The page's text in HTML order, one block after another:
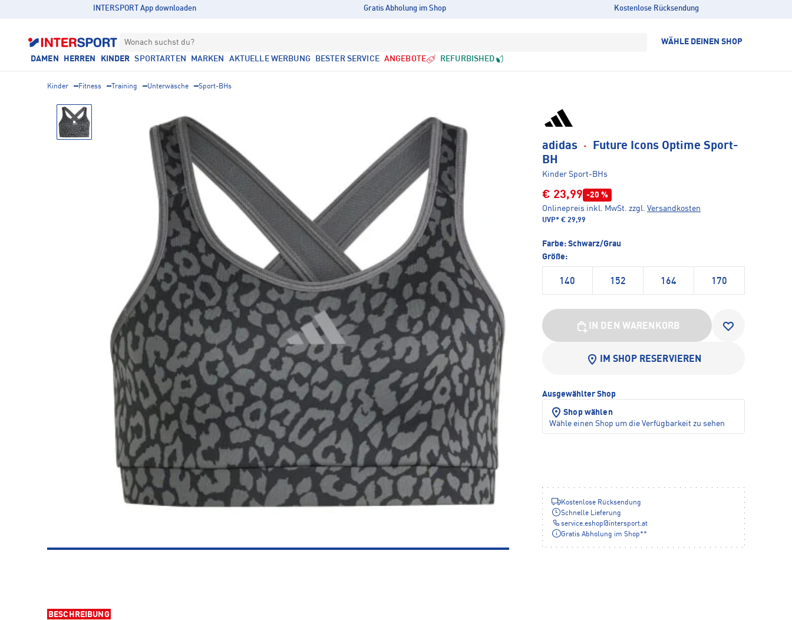
INTERSPORT App downloaden Gratis Abholung im Shop Kostenlose Rücksendung
Wonach suchst du? WÄHLE DEINEN SHOP
DAMEN HERREN KINDER SPORTARTEN MARKEN AKTUELLE WERBUNG BESTER SERVICE ANGEBOTE REFURBISHED
Kinder Fitness Training Unterwäsche Sport-BHs
adidas · Future Icons Optime Sport-
BH
Kinder Sport-BHs
€ 23,99 -20 %
Onlinepreis inkl. MwSt. zzgl. Versandkosten
UVP* € 29,99
Farbe: Schwarz/Grau
Größe:
140 152 164 170
IN DEN WARENKORB
IM SHOP RESERVIEREN
Ausgewählter Shop
Shop wählen
Wähle einen Shop um die Verfügbarkeit zu sehen
Kostenlose Rücksendung
Schnelle Lieferung
service.eshop@ intersport.at
Gratis Abholung im Shop**
BESCHREIBUNG